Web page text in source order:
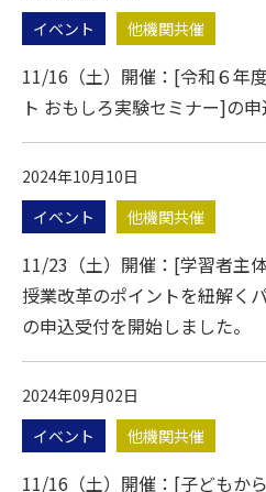
イベント
他機関共催
11/16（土）開催：[令和６年
ト おもしろ実験セミナー]の
2024年10月10日
イベント
他機関共催
11/23（土）開催：[学習者主
授業改革のポイントを紐解く
の申込受付を開始しました。
2024年09月02日
イベント
他機関共催
11/16（土）開催：[子どもか